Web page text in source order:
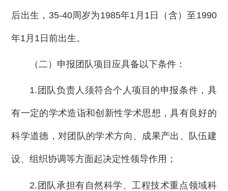
后出生，35-40周岁为1985年1月1日（含）至1990
年1月1日前出生。
（二）申报团队项目应具备以下条件：
1.团队负责人须符合个人项目的申报条件，具
有一定的学术造诣和创新性学术思想，具有良好的
科学道德，对团队的学术方向、成果产出、队伍建
设、组织协调等方面起决定性领导作用；
2.团队承担有自然科学、工程技术重点领域科